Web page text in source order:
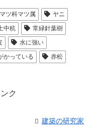
マツ科マツ属
ヤニ
中杭
常緑針葉樹
水に強い
かっている
赤松
ク
建築の研究家